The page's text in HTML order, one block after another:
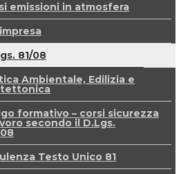
emissioni in atmosfera
81/08
Ambientale, Edilizia e
formativo – corsi sicurezza
secondo il D.Lgs.
Testo Unico 81